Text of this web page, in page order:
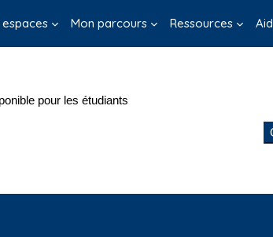
espaces Mon parcours Ressources
pour les étudiants